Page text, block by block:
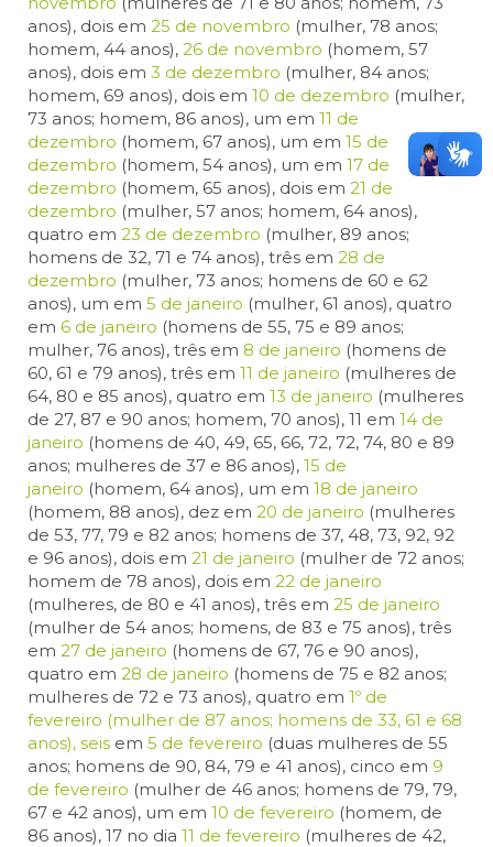
anos), dois em 25 de novembro (mulher, 78 anos;
homem, 44 anos), 26 de novembro (homem, 57
anos), dois em 3 de dezembro (mulher, 84 anos;
homem, 69 anos), dois em 10 de dezembro (mulher,
73 anos; homem, 86 anos), um em 11 de
dezembro (homem, 67 anos), um em 15 de
dezembro (homem, 54 anos), um em 17 de
dezembro (homem, 65 anos), dois em 21 de
dezembro (mulher, 57 anos; homem, 64 anos),
quatro em 23 de dezembro (mulher, 89 anos;
homens de 32, 71 e 74 anos), três em 28 de
dezembro (mulher, 73 anos; homens de 60 e 62
anos), um em 5 de janeiro (mulher, 61 anos), quatro
em 6 de janeiro (homens de 55, 75 e 89 anos;
mulher, 76 anos), três em 8 de janeiro (homens de
60, 61 e 79 anos), três em 11 de janeiro (mulheres de
64, 80 e 85 anos), quatro em 13 de janeiro (mulheres
de 27, 87 e 90 anos; homem, 70 anos), 11 em 14 de
janeiro (homens de 40, 49, 65, 66, 72, 72, 74, 80 e 89
anos; mulheres de 37 e 86 anos), 15 de
janeiro (homem, 64 anos), um em 18 de janeiro
(homem, 88 anos), dez em 20 de janeiro (mulheres
de 53, 77, 79 e 82 anos; homens de 37, 48, 73, 92, 92
e 96 anos), dois em 21 de janeiro (mulher de 72 anos;
homem de 78 anos), dois em 22 de janeiro
(mulheres, de 80 e 41 anos), três em 25 de janeiro
(mulher de 54 anos; homens, de 83 e 75 anos), três
em 27 de janeiro (homens de 67, 76 e 90 anos),
quatro em 28 de janeiro (homens de 75 e 82 anos;
mulheres de 72 e 73 anos), quatro em 1º de
fevereiro (mulher de 87 anos; homens de 33, 61 e 68
anos), seis em 5 de fevereiro (duas mulheres de 55
anos; homens de 90, 84, 79 e 41 anos), cinco em 9
de fevereiro (mulher de 46 anos; homens de 79, 79,
67 e 42 anos), um em 10 de fevereiro (homem, de
86 anos), 17 no dia 11 de fevereiro (mulheres de 42,